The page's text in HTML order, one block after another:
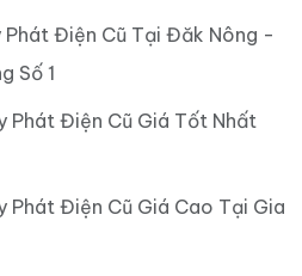
Phát Điện Cũ Tại Đăk Nông -
Số 1
Phát Điện Cũ Giá Tốt Nhất
Phát Điện Cũ Giá Cao Tại Gia